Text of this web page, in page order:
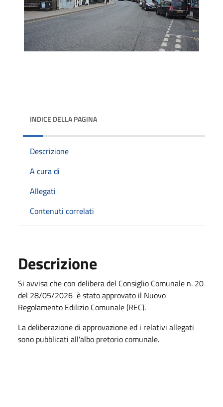
INDICE DELLA PAGINA
Descrizione
A cura di
Allegati
Contenuti correlati
Descrizione
Si avvisa che con delibera del Consiglio Comunale n. 20
del 28/05/2026 è stato approvato il Nuovo
Regolamento Edilizio Comunale (REC).
La deliberazione di approvazione ed i relativi allegati
sono pubblicati all'albo pretorio comunale.